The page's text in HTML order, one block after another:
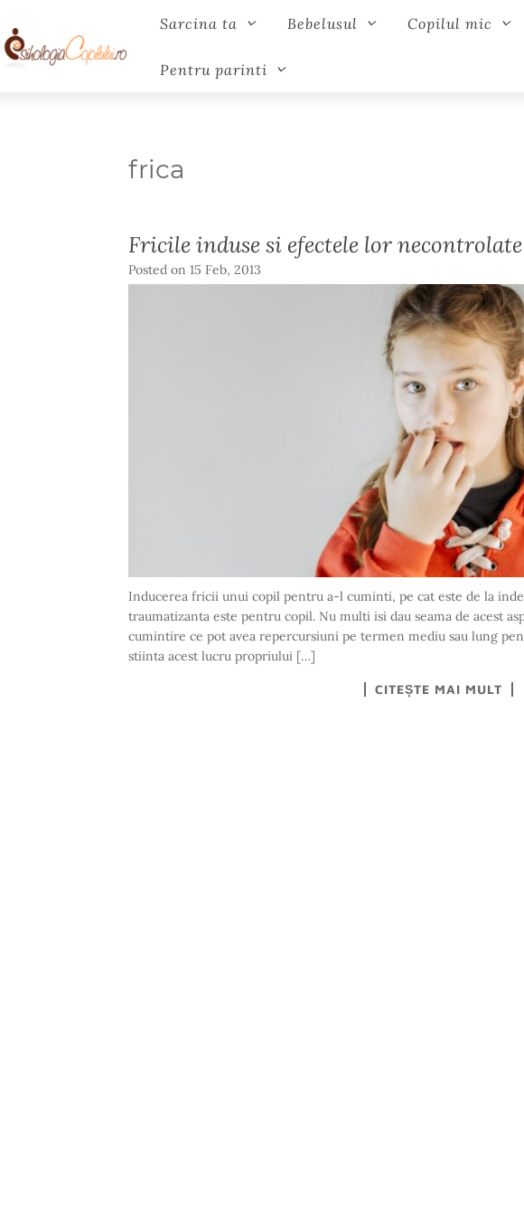
Sarcina ta Bebelusul Copilul mic
Pentru parinti
frica
Fricile induse si efectele lor necontrolate
Posted on 15 Feb, 2013
Inducerea fricii unui copil pentru a-l cuminti, pe cat este de la
traumatizanta este pentru copil. Nu multi isi dau seama de acest
cumintire ce pot avea repercursiuni pe termen mediu sau lung
stiinta acest lucru propriului […]
CITEȘTE MAI MULT